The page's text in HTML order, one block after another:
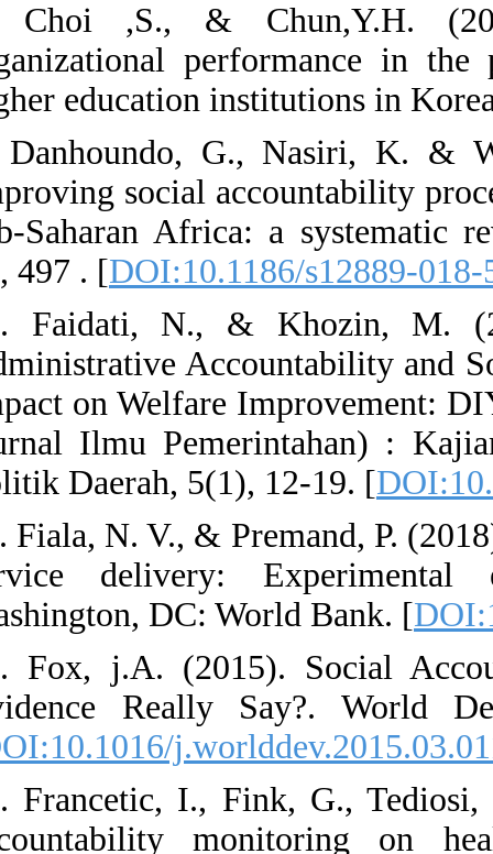
8. Choi ,S.,
organizational
higher
9.
Improving
sub-Saharan
18, 497 . [
10. Faidati,
Administrative
Impact on
(Jurnal Ilmu
Politik Daerah,
11. Fiala, N. V.,
service
Washington,
12. Fox, j.A.
Evidence
[DOI:10.1016/
13. Francetic,
accountability